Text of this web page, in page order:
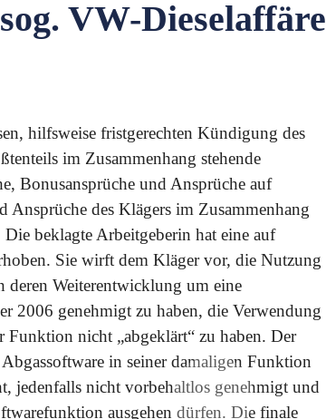
VW-Dieselaffäre
hilfsweise fristgerechten Kündigung des
im Zusammenhang stehende
Bonusansprüche und Ansprüche auf
Ansprüche des Klägers im Zusammenhang
beklagte Arbeitgeberin hat eine auf
Sie wirft dem Kläger vor, die Nutzung
deren Weiterentwicklung um eine
2006 genehmigt zu haben, die Verwendung
nicht „abgeklärt“ zu haben. Der
in seiner damaligen Funktion
jedenfalls nicht vorbehaltlos genehmigt und
ausgehen dürfen. Die finale